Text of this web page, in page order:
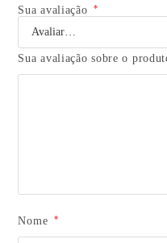
Sua avaliação *
Sua avaliação sobre o
Nome *